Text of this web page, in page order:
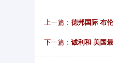
上一篇： 德邦国际 布
下一篇： 诚利和 美国